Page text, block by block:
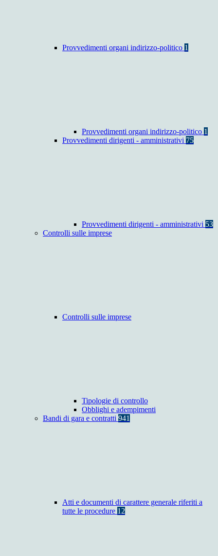
Provvedimenti organi indirizzo-politico 1
Provvedimenti organi indirizzo-politico 1
Provvedimenti dirigenti - amministrativi 75
Provvedimenti dirigenti - amministrativi 53
Controlli sulle imprese
Controlli sulle imprese
Tipologie di controllo
Obblighi e adempimenti
Bandi di gara e contratti 941
Atti e documenti di carattere generale riferiti a
tutte le procedure 12